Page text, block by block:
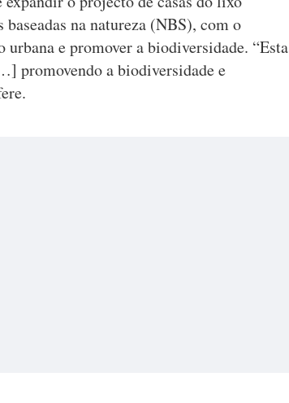
na natureza (NBS), com o
e promover a biodiversidade. “Esta
promovendo a biodiversidade e